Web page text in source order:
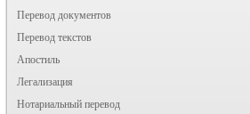
Перевод документов
Перевод текстов
Апостиль
Легализация
Нотариальный перевод